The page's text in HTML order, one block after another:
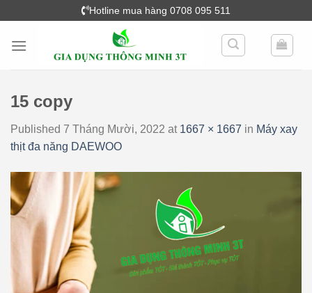
content
Hotline mua hàng 0708 095 511
15 copy
Published 7 Tháng Mười, 2022 at 1667 × 1667 in Máy xay
thịt đa năng DAEWOO